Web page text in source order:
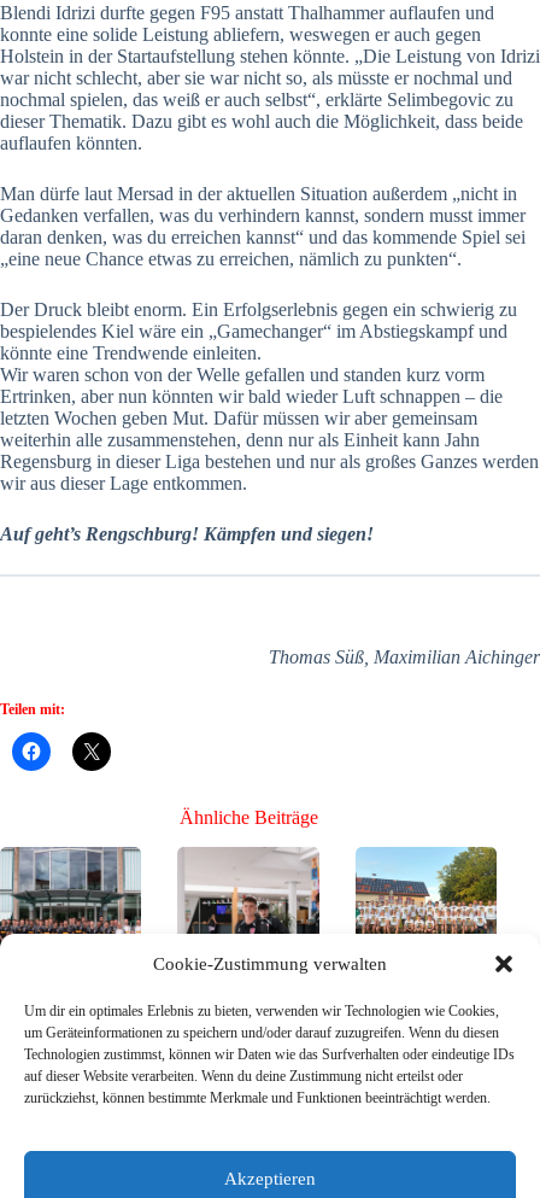
Cookie-Zustimmung verwalten
Um dir ein optimales Erlebnis zu bieten, verwenden wir Technologien wie Cookies,
um Geräteinformationen zu speichern und/oder darauf zuzugreifen. Wenn du diesen
Technologien zustimmst, können wir Daten wie das Surfverhalten oder eindeutige IDs
auf dieser Website verarbeiten. Wenn du deine Zustimmung nicht erteilst oder
zurückziehst, können bestimmte Merkmale und Funktionen beeinträchtigt werden.
Akzeptieren
Blendi Idrizi durfte gegen F95 anstatt Thalhammer auflaufen und
konnte eine solide Leistung abliefern, weswegen er auch gegen
Holstein in der Startaufstellung stehen könnte. „Die Leistung von Idrizi
war nicht schlecht, aber sie war nicht so, als müsste er nochmal und
nochmal spielen, das weiß er auch selbst“, erklärte Selimbegovic zu
dieser Thematik. Dazu gibt es wohl auch die Möglichkeit, dass beide
auflaufen könnten.
Man dürfe laut Mersad in der aktuellen Situation außerdem „nicht in
Gedanken verfallen, was du verhindern kannst, sondern musst immer
daran denken, was du erreichen kannst“ und das kommende Spiel sei
„eine neue Chance etwas zu erreichen, nämlich zu punkten“.
Der Druck bleibt enorm. Ein Erfolgserlebnis gegen ein schwierig zu
bespielendes Kiel wäre ein „Gamechanger“ im Abstiegskampf und
könnte eine Trendwende einleiten.
Wir waren schon von der Welle gefallen und standen kurz vorm
Ertrinken, aber nun könnten wir bald wieder Luft schnappen – die
letzten Wochen geben Mut. Dafür müssen wir aber gemeinsam
weiterhin alle zusammenstehen, denn nur als Einheit kann Jahn
Regensburg in dieser Liga bestehen und nur als großes Ganzes werden
wir aus dieser Lage entkommen.
Auf geht’s Rengschburg! Kämpfen und siegen!
Thomas Süß, Maximilian Aichinger
Teilen mit:
Ähnliche Beiträge
SSV Jahn für die
neue Saison –
reicht es, um oben
anklopfen zu
können?
8. August
Neuen, Teil 3 –
die Neuzugänge
26/27
26. Juli
Pokal – SG
Breitenberg/Sonn
en
17. Juli